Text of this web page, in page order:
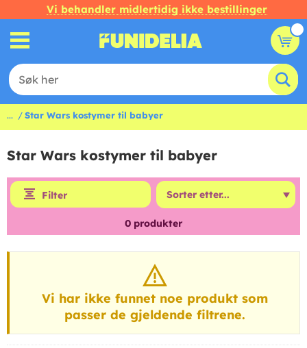
Vi behandler midlertidig ikke bestillinger
... Star Wars kostymer til babyer
Star Wars kostymer til babyer
Filter
0 produkter
Vi har ikke funnet noe produkt som
passer de gjeldende filtrene.